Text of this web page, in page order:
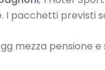
I pacchetti previsti
mezza pensione